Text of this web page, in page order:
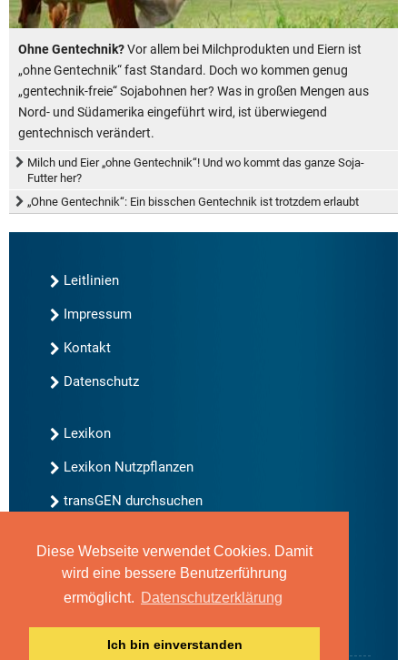
Diese Webseite verwendet Cookies. Damit
wird eine bessere Benutzerführung
ermöglicht. Datenschutzerklärung
Ich bin einverstanden
Ohne Gentechnik?Vor allem bei Milchprodukten und Eiern ist
„ohne Gentechnik“ fast Standard. Doch wo kommen genug
„gentechnik-freie“ Sojabohnen her? Was in großen Mengen aus
Nord- und Südamerika eingeführt wird, ist überwiegend
gentechnisch verändert.
Milch und Eier „ohne Gentechnik“! Und wo kommt das ganze Soja-
Futter her?
„Ohne Gentechnik“: Ein bisschen Gentechnik ist trotzdem erlaubt
Leitlinien
Impressum
Kontakt
Datenschutz
Lexikon
Lexikon Nutzpflanzen
transGEN durchsuchen
Neu bei transGEN